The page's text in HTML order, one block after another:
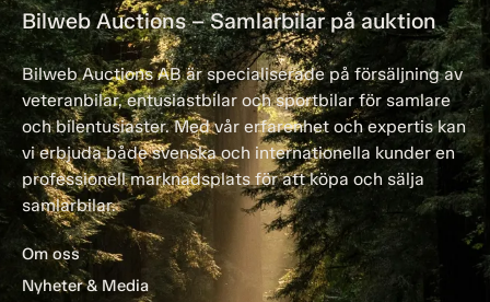
Bilweb Auctions – Samlarbilar på auktion
Bilweb Auctions AB är specialiserade på försäljning av
veteranbilar, entusiastbilar och sportbilar för samlare
och bilentusiaster. Med vår erfarenhet och expertis kan
vi erbjuda både svenska och internationella kunder en
professionell marknadsplats för att köpa och sälja
samlarbilar.
Om oss
Nyheter & Media